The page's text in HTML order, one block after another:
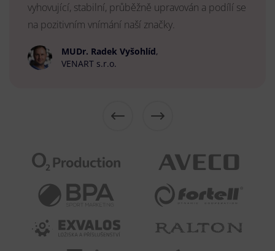
vyhovující, stabilní, průběžně upravován a podílí se
na pozitivním vnímání naší značky.
MUDr. Radek Vyšohlíd,
VENART s.r.o.